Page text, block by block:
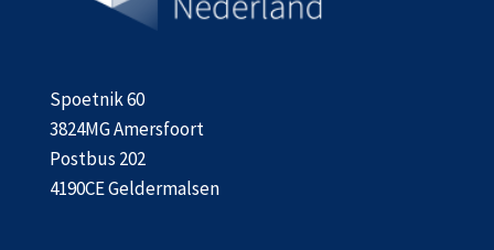
Spoetnik 60
3824MG Amersfoort
Postbus 202
4190CE Geldermalsen